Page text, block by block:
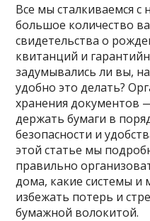
Все мы сталкиваемся
большое количество
свидетельства о
квитанций и
задумывались ли вы,
удобно это делать?
хранения документов
держать бумаги в
безопасности и
этой статье мы
правильно
дома, какие системы и
избежать потерь и
бумажной волокитой.